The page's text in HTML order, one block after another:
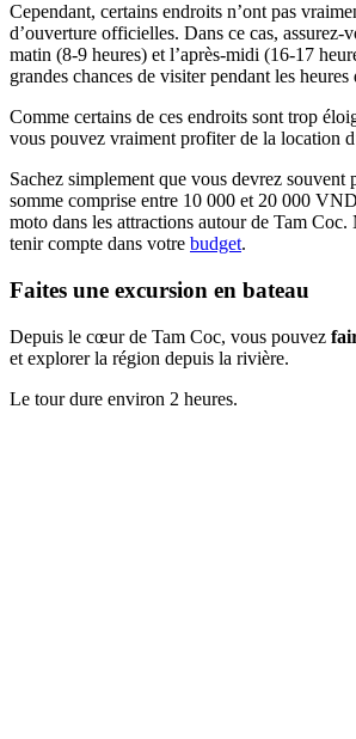
Cependant, certains endroits n’ont pas
d’ouverture officielles. Dans ce cas, assurez-
matin (8-9 heures) et l’après-midi (16-17
grandes chances de visiter pendant les heures
Comme certains de ces endroits sont trop
vous pouvez vraiment profiter de la location
Sachez simplement que vous devrez souvent
somme comprise entre 10 000 et 20 000
moto dans les attractions autour de Tam Coc.
tenir compte dans votre budget.
Faites une excursion en bateau
Depuis le cœur de Tam Coc, vous pouvez
et explorer la région depuis la rivière.
Le tour dure environ 2 heures.